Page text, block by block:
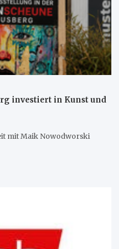
investiert in Kunst und
mit Maik Nowodworski